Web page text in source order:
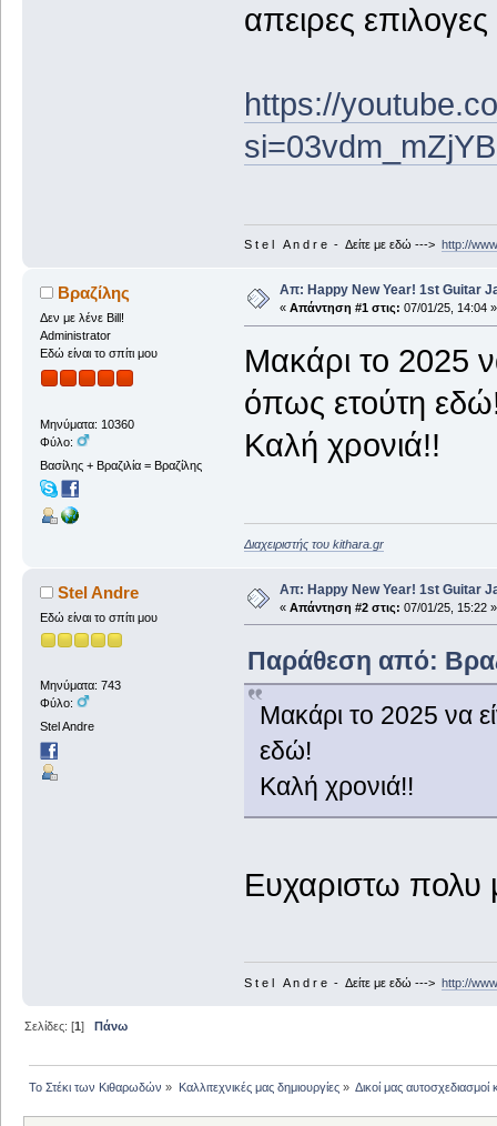
απειρες
https://
S t e l A n d r e - Δείτε με εδώ ---> http://
Βραζίλης
Δεν με λένε Bill!
Administrator
Εδώ είναι το σπίτι μου
Μηνύματα: 10360
Φύλο:
Βασίλης + Βραζιλία = Βραζίλης
Απ: Happy New Year! 1st Guitar
« Απάντηση #1 στις: 07/01/25, 14:04 »
Μακάρι το 2025
όπως ετούτη
Καλή χρονιά!!
Διαχειριστής του kithara.gr
Stel Andre
Εδώ είναι το σπίτι μου
Μηνύματα: 743
Φύλο:
Stel Andre
Απ: Happy New Year! 1st Guitar
« Απάντηση #2 στις: 07/01/25, 15:22 »
Παράθεση από:
Μακάρι το 2025 να
εδώ!
Καλή χρονιά!!
Ευχαριστω πολυ
S t e l A n d r e - Δείτε με εδώ ---> http://
Σελίδες: [1]Πάνω
Το Στέκι των Κιθαρωδών » Καλλιτεχνικές μας δημιουργίες» Δικοί μας αυτοσχεδιασμοί